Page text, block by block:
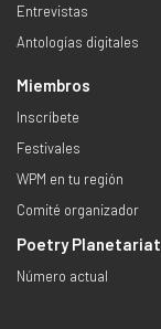
Entrevistas
Antologías digitales
Miembros
Inscríbete
Festivales
WPM en tu región
Comité organizador
Poetry Planetariat
Número actual